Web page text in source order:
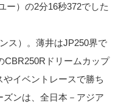
ー）の2分16秒372でした
ス）。薄井はJP250界で
CBR250Rドリームカップ
イベントレースで勝ち
ズンは、全日本－アジア